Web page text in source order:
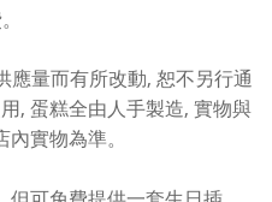
應量而有所改動, 恕不另行通
, 蛋糕全由人手製造, 實物與
內實物為準。